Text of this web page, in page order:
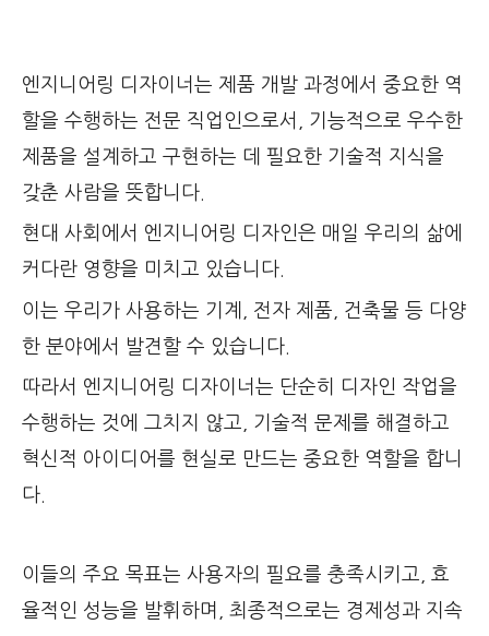
엔지니어링 디자이너는 제품 개발 과정에서 중요한 역
할을 수행하는 전문 직업인으로서, 기능적으로 우수한
제품을 설계하고 구현하는 데 필요한 기술적 지식을
갖춘 사람을 뜻합니다.
현대 사회에서 엔지니어링 디자인은 매일 우리의 삶에
커다란 영향을 미치고 있습니다.
이는 우리가 사용하는 기계, 전자 제품, 건축물 등 다양
한 분야에서 발견할 수 있습니다.
따라서 엔지니어링 디자이너는 단순히 디자인 작업을
수행하는 것에 그치지 않고, 기술적 문제를 해결하고
혁신적 아이디어를 현실로 만드는 중요한 역할을 합니
다.
이들의 주요 목표는 사용자의 필요를 충족시키고, 효
율적인 성능을 발휘하며, 최종적으로는 경제성과 지속